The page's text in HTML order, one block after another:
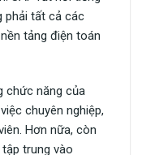
phải tất cả các
tảng điện toán
chức năng của
chuyên nghiệp,
Hơn nữa, còn
trung vào